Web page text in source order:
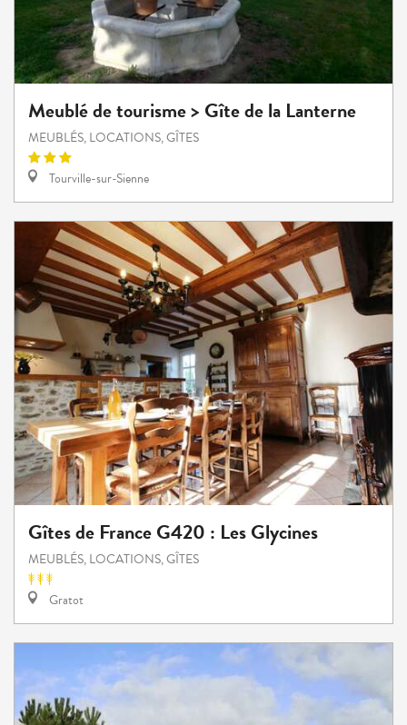
Meublé de tourisme > Gîte de la Lanterne
MEUBLÉS, LOCATIONS, GÎTES
Tourville-sur-Sienne
Gîtes de France G420 : Les Glycines
MEUBLÉS, LOCATIONS, GÎTES
Gratot